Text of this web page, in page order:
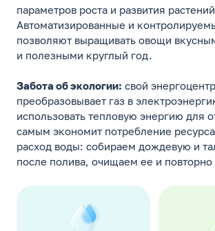
параметров роста и развития
Автоматизированные и
позволяют выращивать овощи
и полезными круглый год.
Забота об экологии: свой энергоцентр
преобразовывает газ в
использовать тепловую энергию для
самым экономит потребление
расход воды: собираем дождевую и
после полива, очищаем ее и